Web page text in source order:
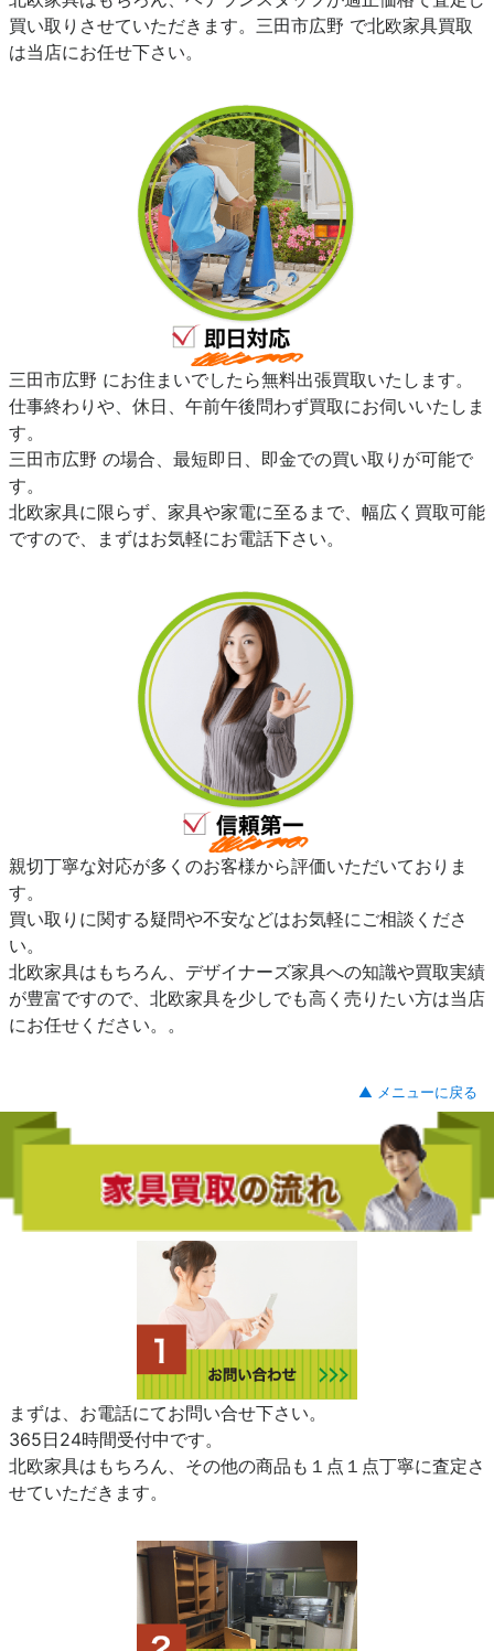
買い取りさせていただきます。三田市広野 で北欧家具買取
は当店にお任せ下さい。
三田市広野 にお住まいでしたら無料出張買取いたします。
仕事終わりや、休日、午前午後問わず買取にお伺いいたしま
す。
三田市広野 の場合、最短即日、即金での買い取りが可能で
す。
北欧家具に限らず、家具や家電に至るまで、幅広く買取可能
ですので、まずはお気軽にお電話下さい。
親切丁寧な対応が多くのお客様から評価いただいておりま
す。
買い取りに関する疑問や不安などはお気軽にご相談くださ
い。
北欧家具はもちろん、デザイナーズ家具への知識や買取実績
が豊富ですので、北欧家具を少しでも高く売りたい方は当店
にお任せください。。
▲ メニューに戻る
まずは、お電話にてお問い合せ下さい。
365日24時間受付中です。
北欧家具はもちろん、その他の商品も１点１点丁寧に査定さ
せていただきます。